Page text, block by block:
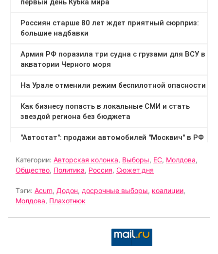
Категории: Авторская колонка, Выборы, ЕС, Молдова,
Общество, Политика, Россия, Сюжет дня
Тэги: Acum, Додон, досрочные выборы, коалиции,
Молдова, Плахотнюк